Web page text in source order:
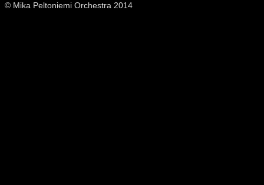
© Mika Peltoniemi Orchestra 2014